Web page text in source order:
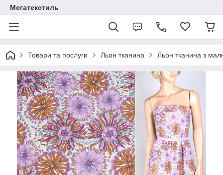
Мегатекстиль
Товари та послуги Льон тканина Льон тканина з